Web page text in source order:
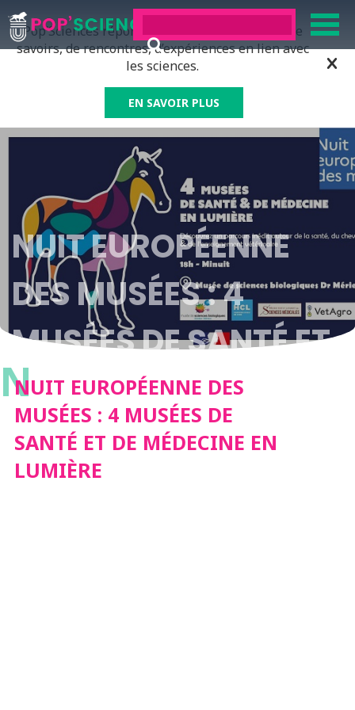
Pop’Sciences répond à tous ceux qui ont soif de
savoirs, de rencontres, d’expériences en lien avec
les sciences.
EN SAVOIR PLUS
NUIT EUROPÉENNE
DES MUSÉES : 4
MUSÉES DE SANTÉ ET
DE MÉDECINE EN
LUMIÈRE
N
NUIT EUROPÉENNE DES
MUSÉES : 4 MUSÉES DE
SANTÉ ET DE MÉDECINE EN
LUMIÈRE